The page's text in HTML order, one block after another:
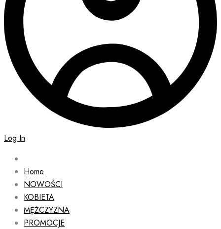
Log In
Home
NOWOŚCI
KOBIETA
MĘŻCZYZNA
PROMOCJE